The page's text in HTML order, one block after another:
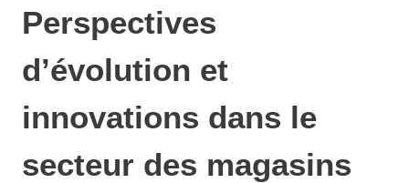
Perspectives
d’évolution et
innovations dans le
secteur des magasins